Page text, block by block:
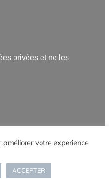
privées et ne les
confidentialité
améliorer votre expérience
ACCEPTER